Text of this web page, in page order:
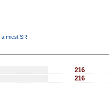
miest SR
216
216